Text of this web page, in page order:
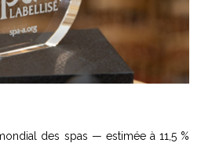
des spas — estimée à 11,5 %